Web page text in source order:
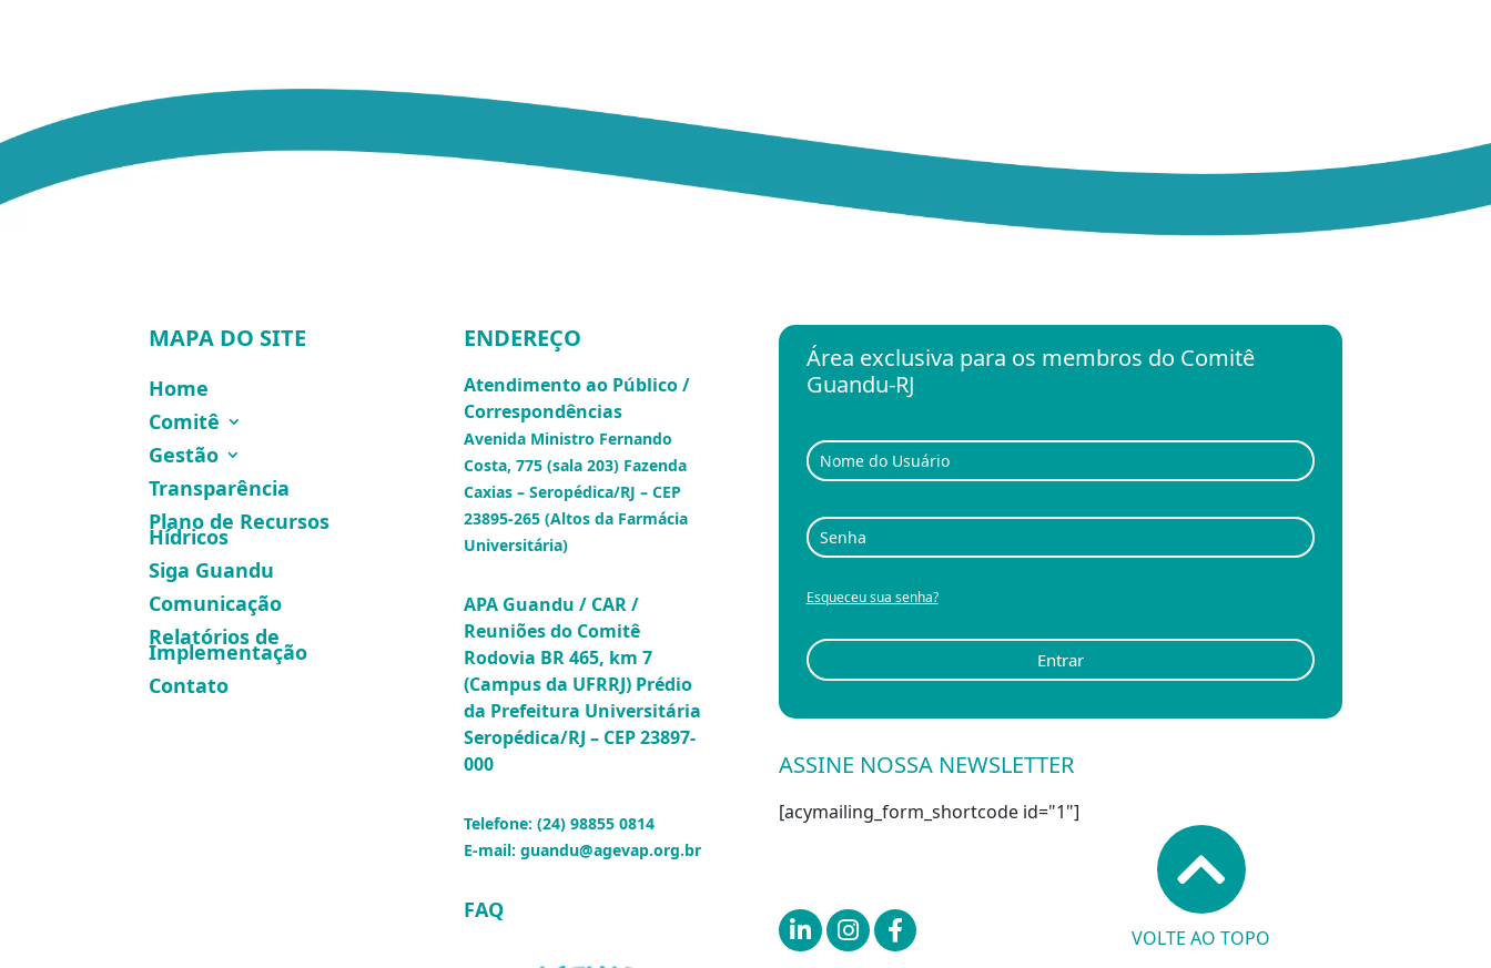
MAPA DO SITE
Home
Comitê
Gestão
Transparência
Plano de Recursos
Hídricos
Siga Guandu
Comunicação
Relatórios de
Implementação
Contato
ENDEREÇO
Atendimento ao Público /
Correspondências
Avenida Ministro Fernando
Costa, 775 (sala 203) Fazenda
Caxias – Seropédica/RJ – CEP
23895-265 (Altos da Farmácia
Universitária)
APA Guandu / CAR /
Reuniões do Comitê
Rodovia BR 465, km 7
(Campus da UFRRJ) Prédio
da Prefeitura Universitária
Seropédica/RJ – CEP 23897-
000
Telefone: (24) 98855 0814
E-mail: guandu@agevap.org.br
FAQ
Área exclusiva para os membros do Comitê
Guandu-RJ
Esqueceu sua senha?
Entrar
ASSINE NOSSA NEWSLETTER
[acymailing_form_shortcode id="1"]
VOLTE AO TOPO